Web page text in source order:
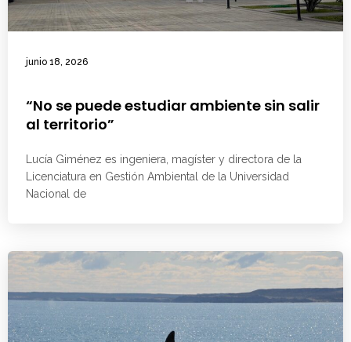
junio 18, 2026
“No se puede estudiar ambiente sin salir
al territorio”
Lucía Giménez es ingeniera, magíster y directora de la
Licenciatura en Gestión Ambiental de la Universidad
Nacional de